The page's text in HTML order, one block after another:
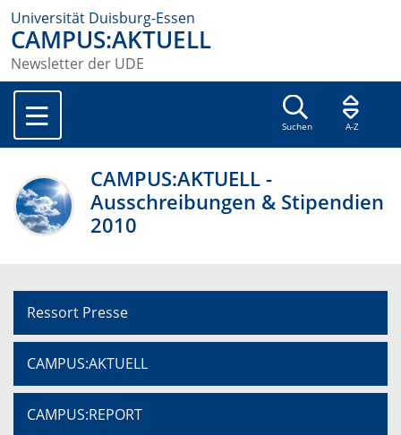
Universität Duisburg-Essen
CAMPUS:AKTUELL
Newsletter der UDE
Suchen A-Z
CAMPUS:AKTUELL -
Ausschreibungen & Stipendien
2010
Ressort Presse
CAMPUS:AKTUELL
CAMPUS:REPORT